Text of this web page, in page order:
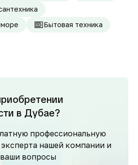
море
Бытовая техника
в Дубае?
профессиональную
нашей компании и
вопросы